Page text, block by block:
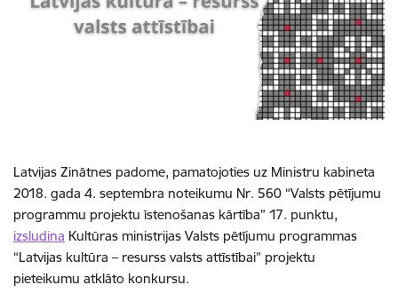
Latvijas Zinātnes padome, pamatojoties uz Ministru kabineta
2018. gada 4. septembra noteikumu Nr. 560 “Valsts pētījumu
programmu projektu īstenošanas kārtība” 17. punktu,
izsludina Kultūras ministrijas Valsts pētījumu programmas
“Latvijas kultūra – resurss valsts attīstībai” projektu
pieteikumu atklāto konkursu.